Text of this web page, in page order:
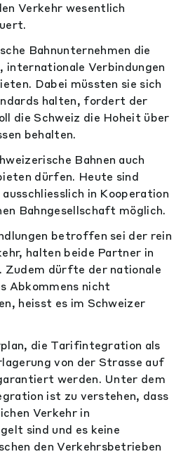
Verkehr wesentlich
Bahnunternehmen die
internationale Verbindungen
Dabei müssten sie sich
halten, fordert der
die Schweiz die Hoheit über
behalten.
Bahnen auch
dürfen. Heute sind
in Kooperation
Bahngesellschaft möglich.
betroffen sei der rein
halten beide Partner in
Zudem dürfte der nationale
Abkommens nicht
heisst es im Schweizer
die Tarifintegration als
von der Strasse auf
werden. Unter dem
ist zu verstehen, dass
Verkehr in
sind und es keine
den Verkehrsbetrieben